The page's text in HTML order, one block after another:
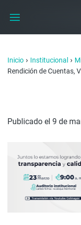
Inicio › Institucional ›
Rendición de Cuentas,
Publicado el 9 de